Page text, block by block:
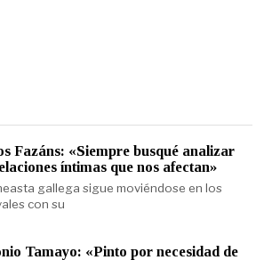
Fazáns: «Siempre busqué analizar
íntimas que nos afectan»
gallega sigue moviéndose en los
con su
Tamayo: «Pinto por necesidad de